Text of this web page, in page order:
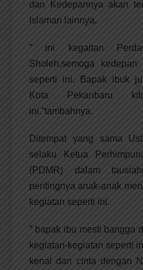
dan Kedepannya akan
Islaman lainnya.
” ini kegaitan
Sholeh,semoga
seperti ini. Bapak ibuk
Kota Pekanbaru
ini.”tambahnya.
Ditempat yang sama
selaku Ketua
(PDMR) dalam
pentingnya anak-anak
kegiatan seperti ini.
” bapak ibu mesti bangga
kegiatan-kegiatan seperti
kenal dan cinta dengan